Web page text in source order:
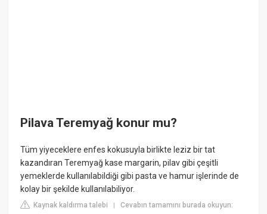
Pilava Teremyağ konur mu?
Tüm yiyeceklere enfes kokusuyla birlikte leziz bir tat
kazandıran Teremyağ kase margarin, pilav gibi çeşitli
yemeklerde kullanılabildiği gibi pasta ve hamur işlerinde de
kolay bir şekilde kullanılabiliyor.
Kaynak kaldırma talebi |Cevabın tamamını burada okuyun: